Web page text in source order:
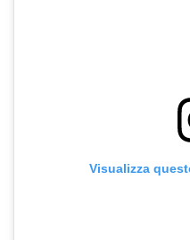
Visualizza